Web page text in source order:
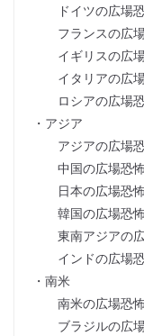
ドイツの広場恐
フランスの広場
イギリスの広場
イタリアの広場
ロシアの広場恐
・アジア
アジアの広場恐
中国の広場恐怖
日本の広場恐怖
韓国の広場恐怖
東南アジアの広
インドの広場恐
・南米
南米の広場恐怖
ブラジルの広場